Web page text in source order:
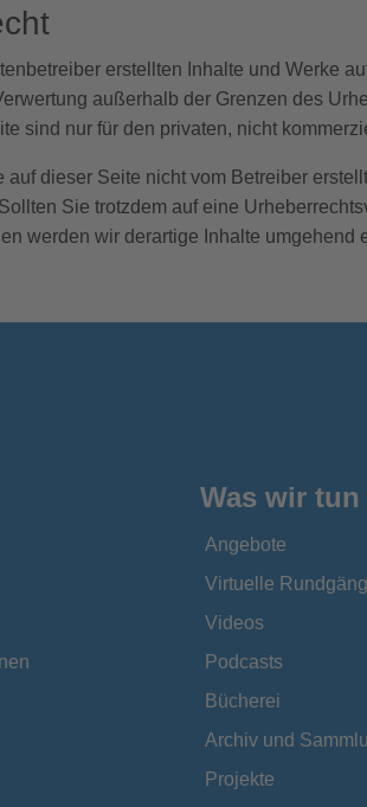
erstellten Inhalte und Werke
außerhalb der Grenzen des
sind nur für den privaten, nicht
auf dieser Seite nicht vom Betreiber
Sie trotzdem auf eine
werden wir derartige Inhalte umgehend
Was wir tun
Angebote
Virtuelle
Videos
Podcasts
Bücherei
Archiv und
Projekte